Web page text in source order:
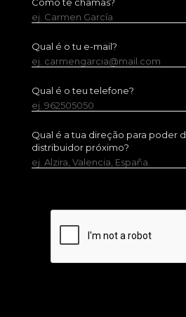
ej. Carmen García
Qual é o tu e-mail?
ej. carmengarcia@mail.com
Qual é o teu telefone?
ej. 962505050
Qual é a tua direção para poder
distribuidor próximo?
ej. Alzira, Valencia, España.